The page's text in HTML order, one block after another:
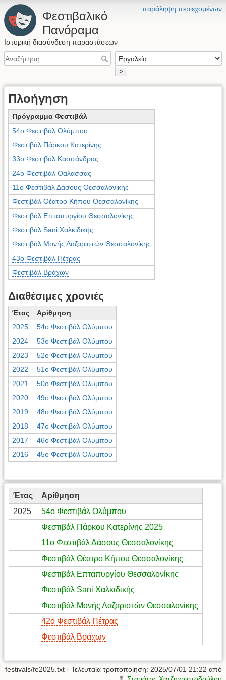
παράληψη περιεχομένων
Φεστιβαλικό
Πανόραμα
Ιστορική διασύνδεση παραστάσεων
>
Πλοήγηση
Πρόγραμμα Φεστιβάλ
54ο Φεστιβάλ Ολύμπου
Φεστιβάλ Πάρκου Κατερίνης
33ο Φεστιβάλ Κασσάνδρας
24ο Φεστιβάλ Θάλασσας
11ο Φεστιβάλ Δάσους Θεσσαλονίκης
Φεστιβάλ Θέατρο Κήπου Θεσσαλονίκης
Φεστιβάλ Επταπυργίου Θεσσαλονίκης
Φεστιβάλ Sani Χαλκιδικής
Φεστιβάλ Μονής Λαζαριστών Θεσσαλονίκης
43ο Φεστιβάλ Πέτρας
Φεστιβάλ Βράχων
Διαθέσιμες χρονιές
Έτος
Αρίθμηση
2025
54ο Φεστιβάλ Ολύμπου
2024
53ο Φεστιβάλ Ολύμπου
2023
52ο Φεστιβάλ Ολύμπου
2022
51ο Φεστιβάλ Ολύμπου
2021
50ο Φεστιβάλ Ολύμπου
2020
49ο Φεστιβάλ Ολύμπου
2019
48ο Φεστιβάλ Ολύμπου
2018
47ο Φεστιβάλ Ολύμπου
2017
46ο Φεστιβάλ Ολύμπου
2016
45ο Φεστιβάλ Ολύμπου
Έτος
Αρίθμηση
2025
54ο Φεστιβάλ Ολύμπου
Φεστιβάλ Πάρκου Κατερίνης 2025
11ο Φεστιβάλ Δάσους Θεσσαλονίκης
Φεστιβάλ Θέατρο Κήπου Θεσσαλονίκης
Φεστιβάλ Επταπυργίου Θεσσαλονίκης
Φεστιβάλ Sani Χαλκιδικής
Φεστιβάλ Μονής Λαζαριστών Θεσσαλονίκης
42ο Φεστιβάλ Πέτρας
Φεστιβάλ Βράχων
festivals/fe2025.txt · Τελευταία τροποποίηση: 2025/07/01 21:22 από